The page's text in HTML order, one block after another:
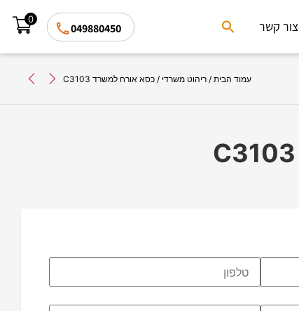
צור קשר
Search
for:
049880450
0
עמוד הבית / ריהוט משרדי / כסא אורח למשרד C3103